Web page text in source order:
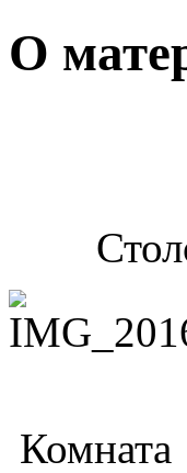
О
Комната